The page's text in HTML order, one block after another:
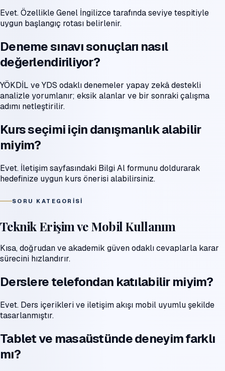
Evet. Özellikle Genel İngilizce tarafında seviye tespitiyle
uygun başlangıç rotası belirlenir.
Deneme sınavı sonuçları nasıl
değerlendiriliyor?
YÖKDİL ve YDS odaklı denemeler yapay zekâ destekli
analizle yorumlanır; eksik alanlar ve bir sonraki çalışma
adımı netleştirilir.
Kurs seçimi için danışmanlık alabilir
miyim?
Evet. İletişim sayfasındaki Bilgi Al formunu doldurarak
hedefinize uygun kurs önerisi alabilirsiniz.
SORU KATEGORISI
Teknik Erişim ve Mobil Kullanım
Kısa, doğrudan ve akademik güven odaklı cevaplarla karar
sürecini hızlandırır.
Derslere telefondan katılabilir miyim?
Evet. Ders içerikleri ve iletişim akışı mobil uyumlu şekilde
tasarlanmıştır.
Tablet ve masaüstünde deneyim farklı
mı?